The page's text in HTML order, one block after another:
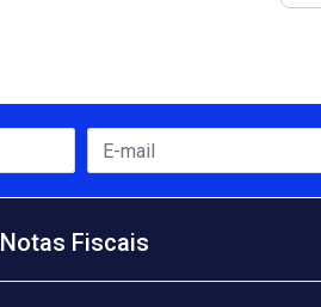
Notas Fiscais